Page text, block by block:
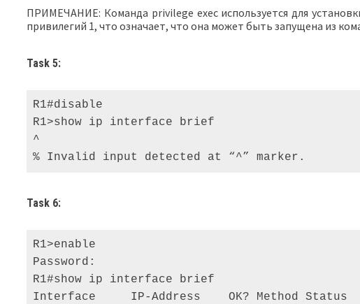
ПРИМЕЧАНИЕ: Команда privilege exec используется для
привилегий 1, что означает, что она может быть запущена из
Task 5:
R1#disable
R1>show ip interface brief
^
% Invalid input detected at “^” marker.
Task 6:
R1>enable
Password:
R1#show ip interface brief
Interface     IP-Address    OK? Method Status